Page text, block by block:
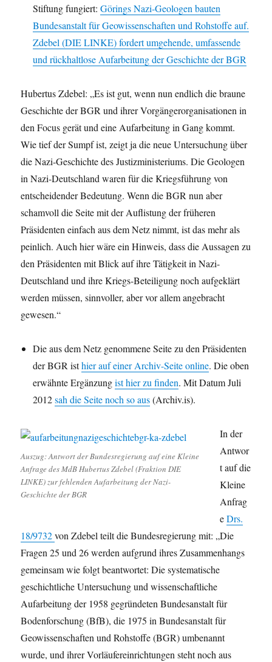
Stiftung fungiert:Görings Nazi-Geologen bauten
Bundesanstalt für Geowissenschaften und Rohstoffe auf.
Zdebel (DIE LINKE) fordert umgehende, umfassende
und rückhaltlose Aufarbeitung der Geschichte der BGR
Hubertus Zdebel: „Es ist gut, wenn nun endlich die braune
Geschichte der BGR und ihrer Vorgängerorganisationen in
den Focus gerät und eine Aufarbeitung in Gang kommt.
Wie tief der Sumpf ist, zeigt ja die neue Untersuchung über
die Nazi-Geschichte des Justizministeriums. Die Geologen
in Nazi-Deutschland waren für die Kriegsführung von
entscheidender Bedeutung. Wenn die BGR nun aber
schamvoll die Seite mit der Auflistung der früheren
Präsidenten einfach aus dem Netz nimmt, ist das mehr als
peinlich. Auch hier wäre ein Hinweis, dass die Aussagen zu
den Präsidenten mit Blick auf ihre Tätigkeit in Nazi-
Deutschland und ihre Kriegs-Beteiligung noch aufgeklärt
werden müssen, sinnvoller, aber vor allem angebracht
gewesen.“
Die aus dem Netz genommene Seite zu den Präsidenten
der BGR isthier auf einer Archiv-Seite online. Die oben
erwähnte Ergänzungist hier zu finden. Mit Datum Juli
2012sah die Seite noch so aus(Archiv.is).
Auszug: Antwort der Bundesregierung auf eine Kleine
Anfrage des MdB Hubertus Zdebel (Fraktion DIE
LINKE) zur fehlenden Aufarbeitung der Nazi-
Geschichte der BGR
In der
Antwor
t auf die
Kleine
Anfrag
eDrs.
18/9732von Zdebel teilt die Bundesregierung mit: „Die
Fragen 25 und 26 werden aufgrund ihres Zusammenhangs
gemeinsam wie folgt beantwortet: Die systematische
geschichtliche Untersuchung und wissenschaftliche
Aufarbeitung der 1958 gegründeten Bundesanstalt für
Bodenforschung (BfB), die 1975 in Bundesanstalt für
Geowissenschaften und Rohstoffe (BGR) umbenannt
wurde, und ihrer Vorläufereinrichtungen steht noch aus